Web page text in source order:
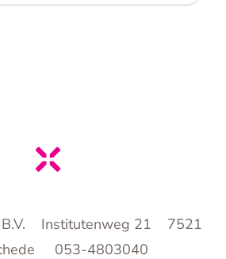
B.V. Institutenweg 21 7521
053-4803040